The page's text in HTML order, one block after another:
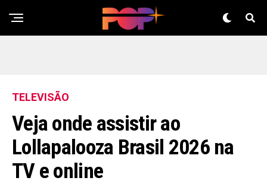
TELEVISÃO
Veja onde assistir ao
Lollapalooza Brasil 2026 na
TV e online